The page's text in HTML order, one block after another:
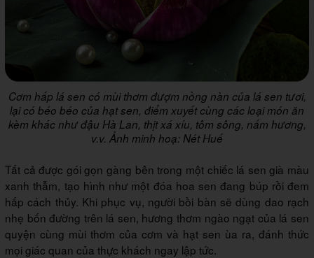
Cơm hấp lá sen có mùi thơm đượm nồng nàn của lá sen tươi,
lại có béo béo của hạt sen, điểm xuyết cùng các loại món ăn
kèm khác như đậu Hà Lan, thịt xá xíu, tôm sông, nấm hương,
v.v. Ảnh minh hoạ: Nét Huế
Tất cả được gói gọn gàng bên trong một chiếc lá sen già màu
xanh thẫm, tạo hình như một đóa hoa sen đang búp rồi đem
hấp cách thủy. Khi phục vụ, người bồi bàn sẽ dùng dao rạch
nhẹ bốn đường trên lá sen, hương thơm ngào ngạt của lá sen
quyện cùng mùi thơm của cơm và hạt sen ùa ra, đánh thức
mọi giác quan của thực khách ngay lập tức.